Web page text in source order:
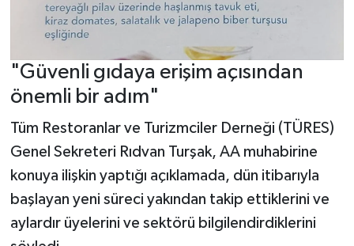
"Güvenli gıdaya erişim açısından
önemli bir adım"
Tüm Restoranlar ve Turizmciler Derneği (TÜRES)
Genel Sekreteri Rıdvan Turşak, AA muhabirine
konuya ilişkin yaptığı açıklamada, dün itibarıyla
başlayan yeni süreci yakından takip ettiklerini ve
aylardır üyelerini ve sektörü bilgilendirdiklerini